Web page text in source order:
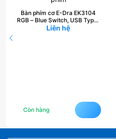
Bàn phím cơ E-Dra EK3104
RGB – Blue Switch, USB Type-
C, 104 phím
Liên hệ
Còn hàng